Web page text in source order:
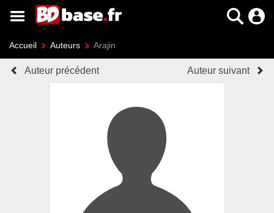
Accueil Auteurs Arajin
Auteur précédent Auteur suivant